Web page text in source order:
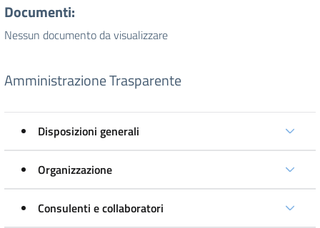
Documenti:
Nessun documento da visualizzare
Amministrazione Trasparente
Disposizioni generali
Organizzazione
Consulenti e collaboratori